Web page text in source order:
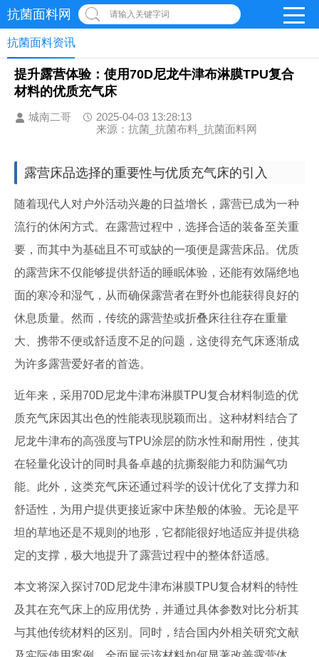
抗菌面料网 请输入关键字词
抗菌面料资讯
提升露营体验：使用70D尼龙牛津布淋膜TPU复合
材料的优质充气床
城南二哥
2025-04-03 13:28:13
来源：抗菌_抗菌布料_抗菌面料网
露营床品选择的重要性与优质充气床的引入
随着现代人对户外活动兴趣的日益增长，露营已成为一种
流行的休闲方式。在露营过程中，选择合适的装备至关重
要，而其中为基础且不可或缺的一项便是露营床品。优质
的露营床不仅能够提供舒适的睡眠体验，还能有效隔绝地
面的寒冷和湿气，从而确保露营者在野外也能获得良好的
休息质量。然而，传统的露营垫或折叠床往往存在重量
大、携带不便或舒适度不足的问题，这使得充气床逐渐成
为许多露营爱好者的首选。
近年来，采用70D尼龙牛津布淋膜TPU复合材料制造的优
质充气床因其出色的性能表现脱颖而出。这种材料结合了
尼龙牛津布的高强度与TPU涂层的防水性和耐用性，使其
在轻量化设计的同时具备卓越的抗撕裂能力和防漏气功
能。此外，这类充气床还通过科学的设计优化了支撑力和
舒适性，为用户提供更接近家中床垫般的体验。无论是平
坦的草地还是不规则的地形，它都能很好地适应并提供稳
定的支撑，极大地提升了露营过程中的整体舒适感。
本文将深入探讨70D尼龙牛津布淋膜TPU复合材料的特性
及其在充气床上的应用优势，并通过具体参数对比分析其
与其他传统材料的区别。同时，结合国内外相关研究文献